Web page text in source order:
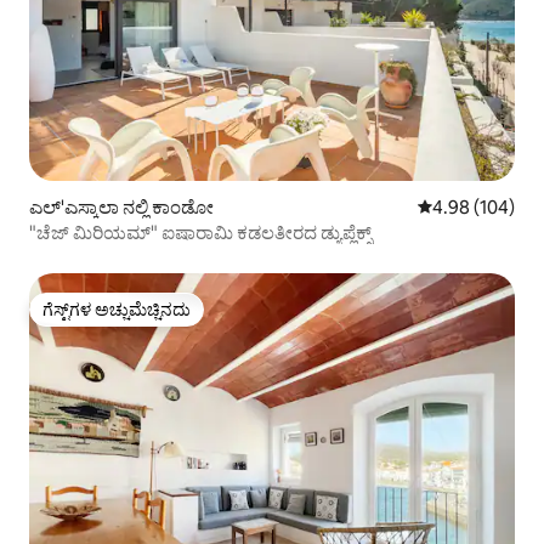
ಎಲ್'ಎಸ್ಕಾಲಾ ನಲ್ಲಿ ಕಾಂಡೋ 5 ರಲ್ಲಿ 4.98
4.98 (104)
"ಚೆಜ್ ಮಿರಿಯಮ್" ಐಷಾರಾಮಿ ಕಡಲತೀರದ ಡ್ಯುಪ್ಲೆಕ್ಸ್
ಗೆಸ್ಟ್‌ಗಳ ಅಚ್ಚುಮೆಚ್ಚಿನದು
ಗೆಸ್ಟ್‌ಗಳ ಅಚ್ಚುಮೆಚ್ಚಿನದು